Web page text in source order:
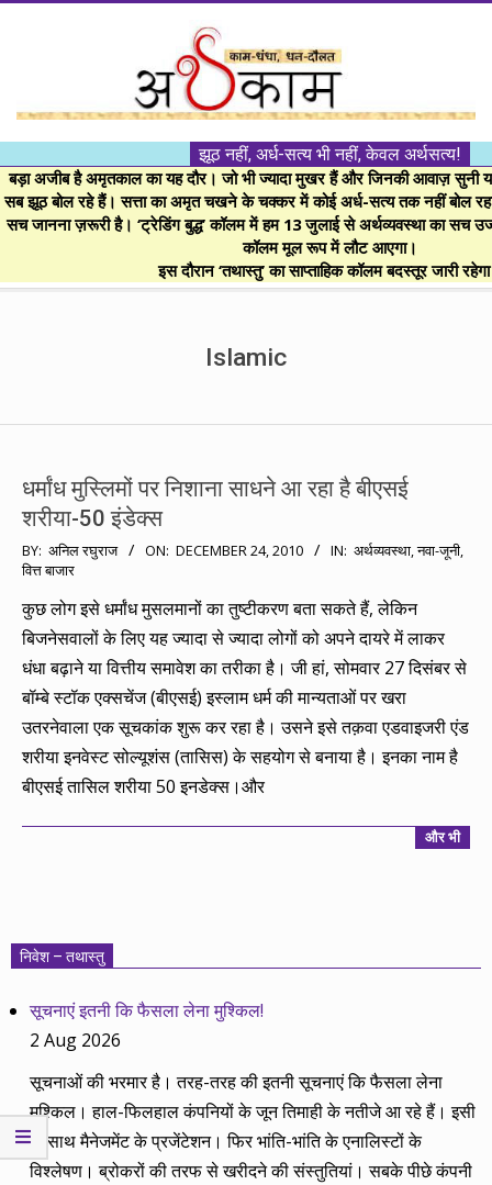
।।
अर्थकाम।।
BE
FINANCIALLY
झूठ नहीं, अर्ध-सत्य भी नहीं, केवल अर्थसत्य!
बड़ा अजीब है अमृतकाल का यह दौर। जो भी ज्यादा मुखर हैं और जिनकी आवाज़ सुनी
सब झूठ बोल रहे हैं। सत्ता का अमृत चखने के चक्कर में कोई अर्ध-सत्य तक नहीं बोल
सच जानना ज़रूरी है। ‘ट्रेडिंग बुद्ध’ कॉलम में हम 13 जुलाई से अर्थव्यवस्था का सच
कॉलम मूल रूप में लौट आएगा।
इस दौरान ‘तथास्तु’ का साप्ताहिक कॉलम बदस्तूर जारी
Islamic
धर्मांध मुस्लिमों पर निशाना साधने आ रहा है बीएसई
शरीया-50 इंडेक्स
2010-
12-
24
BY: अनिल रघुराज ON: DECEMBER 24, 2010 IN: अर्थव्यवस्था,नवा-जूनी,
वित्त बाजार
कुछ लोग इसे धर्मांध मुसलमानों का तुष्टीकरण बता सकते हैं, लेकिन
बिजनेसवालों के लिए यह ज्यादा से ज्यादा लोगों को अपने दायरे में लाकर
धंधा बढ़ाने या वित्तीय समावेश का तरीका है। जी हां, सोमवार 27 दिसंबर से
बॉम्बे स्टॉक एक्सचेंज (बीएसई) इस्लाम धर्म की मान्यताओं पर खरा
उतरनेवाला एक सूचकांक शुरू कर रहा है। उसने इसे तक़वा एडवाइजरी एंड
शरीया इनवेस्ट सोल्यूशंस (तासिस) के सहयोग से बनाया है। इनका नाम है
बीएसई तासिल शरीया 50 इनडेक्स।और
और भी
निवेश – तथास्तु
सूचनाएं इतनी कि फैसला लेना मुश्किल!
2 Aug 2026
सूचनाओं की भरमार है। तरह-तरह की इतनी सूचनाएं कि फैसला लेना
मुश्किल। हाल-फिलहाल कंपनियों के जून तिमाही के नतीजे आ रहे हैं। इसी
के साथ मैनेजमेंट के प्रजेंटेशन। फिर भांति-भांति के एनालिस्टों के
विश्लेषण। ब्रोकरों की तरफ से खरीदने की संस्तुतियां। सबके पीछे कंपनी